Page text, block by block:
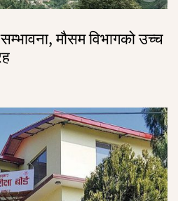
मौसम विभागको उच्च